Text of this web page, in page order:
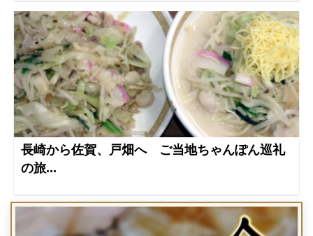
長崎から佐賀、戸畑へ ご当地ちゃんぽん巡礼
の旅...